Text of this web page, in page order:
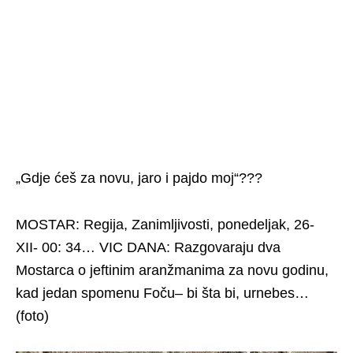
„Gdje ćeš za novu, jaro i pajdo moj“???
MOSTAR: Regija, Zanimljivosti, ponedeljak, 26-
XII- 00: 34… VIC DANA: Razgovaraju dva
Mostarca o jeftinim aranžmanima za novu godinu,
kad jedan spomenu Foču– bi šta bi, urnebes…
(foto)